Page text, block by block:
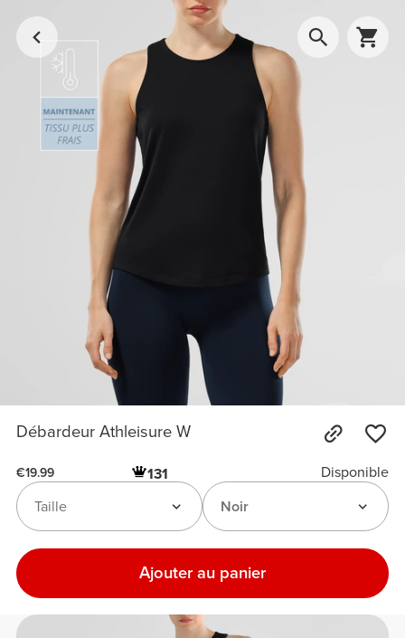
Débardeur Athleisure W
€19.99 131
Disponible
Noir
Taille
Ajouter au panier